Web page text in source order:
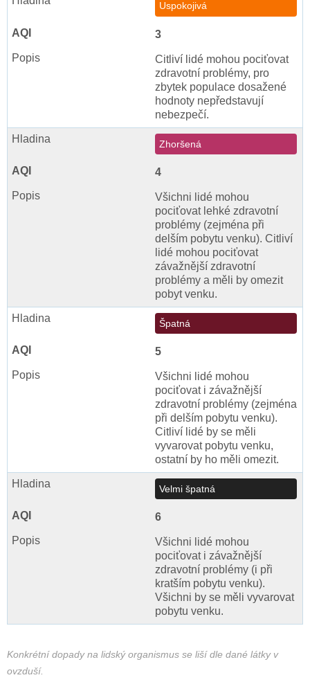
Uspokojivá
3
Citliví lidé mohou pociťovat
zdravotní problémy, pro
zbytek populace dosažené
hodnoty nepředstavují
nebezpečí.
Zhoršená
4
Všichni lidé mohou
pociťovat lehké zdravotní
problémy (zejména při
delším pobytu venku). Citliví
lidé mohou pociťovat
závažnější zdravotní
problémy a měli by omezit
pobyt venku.
Špatná
5
Všichni lidé mohou
pociťovat i závažnější
zdravotní problémy (zejména
při delším pobytu venku).
Citliví lidé by se měli
vyvarovat pobytu venku,
ostatní by ho měli omezit.
Velmi špatná
6
Všichni lidé mohou
pociťovat i závažnější
zdravotní problémy (i při
kratším pobytu venku).
Všichni by se měli vyvarovat
pobytu venku.
Konkrétní dopady na lidský organismus se liší dle dané látky v
ovzduší.